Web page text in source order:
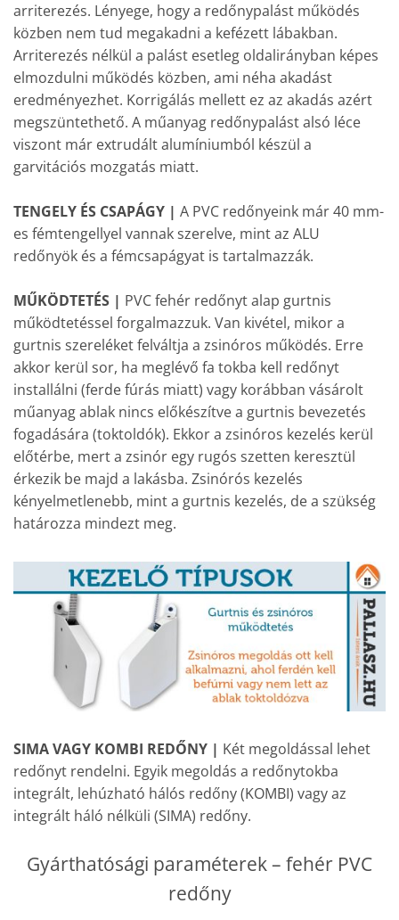
arriterezés. Lényege, hogy a redőnypalást működés
közben nem tud megakadni a kefézett lábakban.
Arriterezés nélkül a palást esetleg oldalirányban képes
elmozdulni működés közben, ami néha akadást
eredményezhet. Korrigálás mellett ez az akadás azért
megszüntethető. A műanyag redőnypalást alsó léce
viszont már extrudált alumíniumból készül a
garvitációs mozgatás miatt.
TENGELY ÉS CSAPÁGY | A PVC redőnyeink már 40 mm-
es fémtengellyel vannak szerelve, mint az ALU
redőnyök és a fémcsapágyat is tartalmazzák.
MŰKÖDTETÉS | PVC fehér redőnyt alap gurtnis
működtetéssel forgalmazzuk. Van kivétel, mikor a
gurtnis szereléket felváltja a zsinóros működés. Erre
akkor kerül sor, ha meglévő fa tokba kell redőnyt
installálni (ferde fúrás miatt) vagy korábban vásárolt
műanyag ablak nincs előkészítve a gurtnis bevezetés
fogadására (toktoldók). Ekkor a zsinóros kezelés kerül
előtérbe, mert a zsinór egy rugós szetten keresztül
érkezik be majd a lakásba. Zsinórós kezelés
kényelmetlenebb, mint a gurtnis kezelés, de a szükség
határozza mindezt meg.
SIMA VAGY KOMBI REDŐNY | Két megoldással lehet
redőnyt rendelni. Egyik megoldás a redőnytokba
integrált, lehúzható hálós redőny (KOMBI) vagy az
integrált háló nélküli (SIMA) redőny.
Gyárthatósági paraméterek – fehér PVC
redőny